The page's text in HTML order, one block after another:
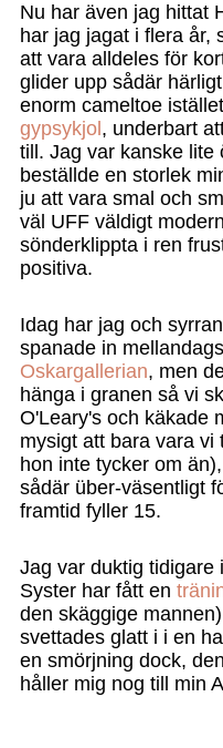
Nu har även jag hittat
har jag jagat i flera år,
att vara alldeles för
glider upp sådär
enorm cameltoe
gypsykjol , underbart
till. Jag var kanske lite
beställde en storlek
ju att vara smal och
väl UFF väldigt
sönderklippta i ren
positiva.
Idag har jag och
spanade in
Oskargallerian, men
hänga i granen så vi
O'Leary's och käkade
mysigt att bara vara vi
hon inte tycker om
sådär über-väsentligt
framtid fyller 15.
Jag var duktig tidigare
Syster har fått en
den skäggige
svettades glatt i i en
en smörjning dock,
håller mig nog till min